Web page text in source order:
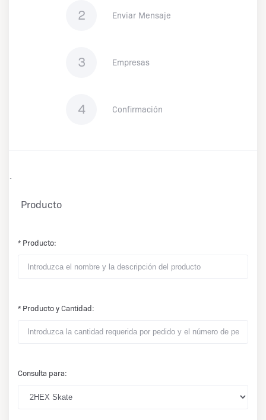
2 Enviar Mensaje
3 Empresas
4 Confirmación
`
Producto
* Producto:
* Producto y Cantidad:
Consulta para: